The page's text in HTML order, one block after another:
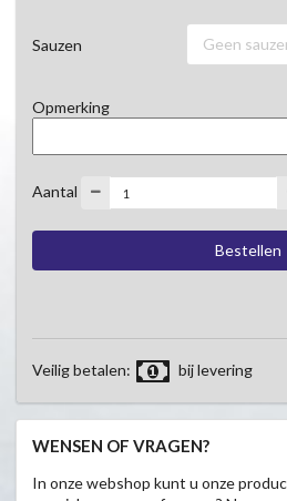
Sauzen Geen
Opmerking
Aantal
Veilig betalen: bij levering
WENSEN OF VRAGEN?
In onze webshop kunt u onze